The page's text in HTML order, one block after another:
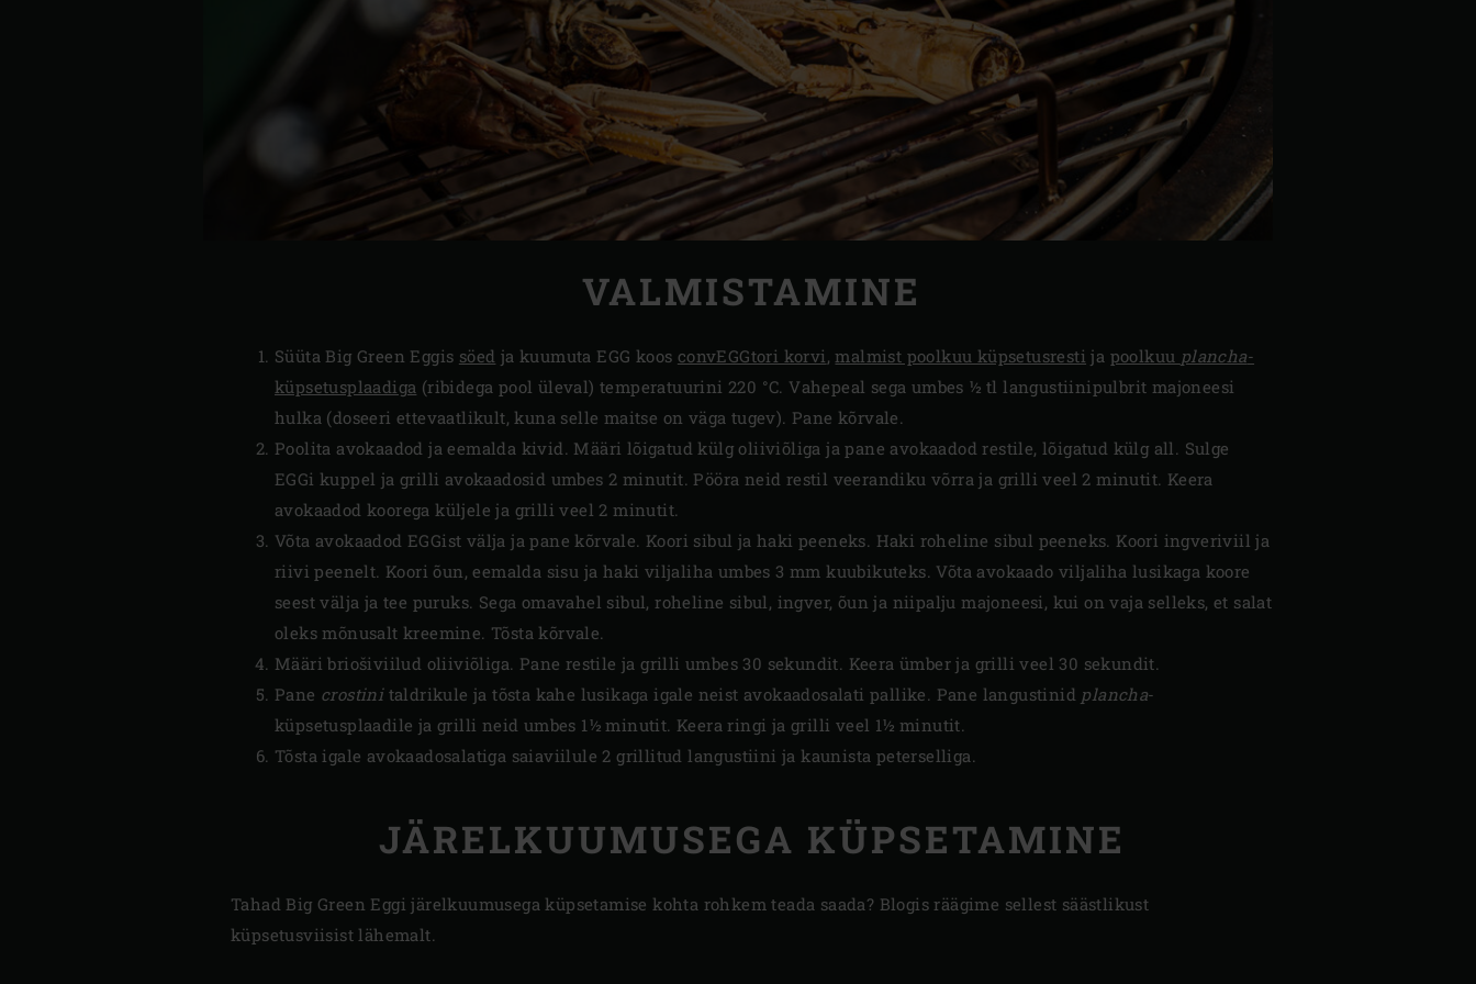
VALMISTAMINE
Süüta Big Green Eggis söed ja kuumuta EGG koos convEGGtori korvi,malmist poolkuu küpsetusresti ja poolkuu plancha-
küpsetusplaadiga (ribidega pool üleval) temperatuurini 220 °C. Vahepeal sega umbes ½ tl langustiinipulbrit majoneesi
hulka (doseeri ettevaatlikult, kuna selle maitse on väga tugev). Pane kõrvale.
Poolita avokaadod ja eemalda kivid. Määri lõigatud külg oliiviõliga ja pane avokaadod restile, lõigatud külg all. Sulge
EGGi kuppel ja grilli avokaadosid umbes 2 minutit. Pööra neid restil veerandiku võrra ja grilli veel 2 minutit. Keera
avokaadod koorega küljele ja grilli veel 2 minutit.
Võta avokaadod EGGist välja ja pane kõrvale. Koori sibul ja haki peeneks. Haki roheline sibul peeneks. Koori ingveriviil ja
riivi peenelt. Koori õun, eemalda sisu ja haki viljaliha umbes 3 mm kuubikuteks. Võta avokaado viljaliha lusikaga koore
seest välja ja tee puruks. Sega omavahel sibul, roheline sibul, ingver, õun ja niipalju majoneesi, kui on vaja selleks, et salat
oleks mõnusalt kreemine. Tõsta kõrvale.
Määri briošiviilud oliiviõliga. Pane restile ja grilli umbes 30 sekundit. Keera ümber ja grilli veel 30 sekundit.
Pane crostinitaldrikule ja tõsta kahe lusikaga igale neist avokaadosalati pallike. Pane langustinid plancha-
küpsetusplaadile ja grilli neid umbes 1½ minutit. Keera ringi ja grilli veel 1½ minutit.
Tõsta igale avokaadosalatiga saiaviilule 2 grillitud langustiini ja kaunista peterselliga.
JÄRELKUUMUSEGA KÜPSETAMINE
Tahad Big Green Eggi järelkuumusega küpsetamise kohta rohkem teada saada? Blogis räägime sellest säästlikust
küpsetusviisist lähemalt.